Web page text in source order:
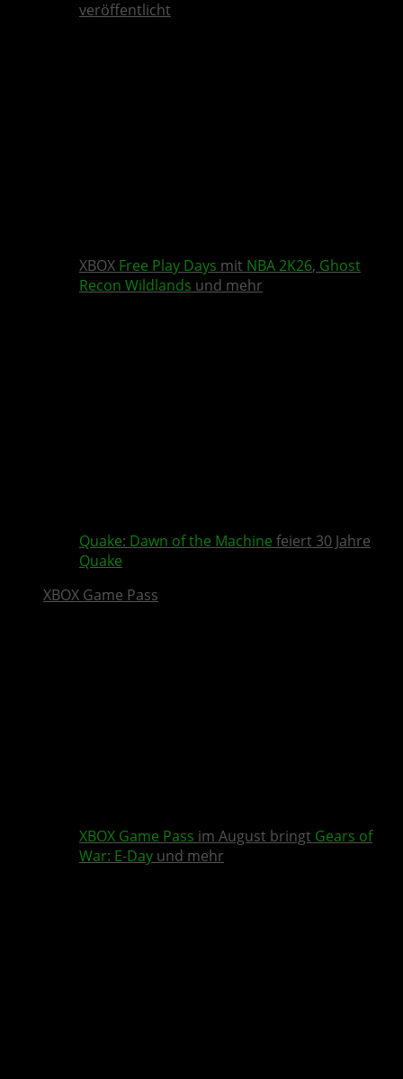
veröffentlicht
XBOX Free Play Days mit NBA 2K26, Ghost
Recon Wildlands und mehr
Quake: Dawn of the Machine feiert 30 Jahre
Quake
XBOX Game Pass
XBOX Game Pass im August bringt Gears of
War: E-Day und mehr